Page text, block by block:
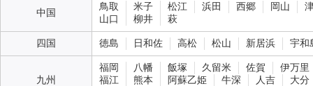
中国
鳥取 米子 松江 浜田 西郷 岡山
山口
柳井 萩
四国 徳島 日和佐 高松 松山 新居浜 宇和
九州
福岡 八幡 飯塚 久留米 佐賀
伊万里
福江
熊本 阿蘇乙姫 牛深 人吉
大分